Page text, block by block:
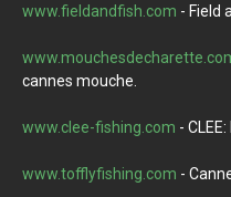
www.fieldandfish.com - Field
cannes mouche.
www.clee-fishing.com -
www.tofflyfishing.com -